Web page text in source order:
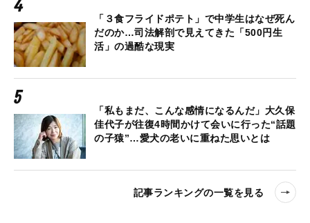
「３食フライドポテト」で中学生はなぜ死ん
だのか…司法解剖で見えてきた「500円生
活」の過酷な現実
「私もまだ、こんな感情になるんだ」大久保
佳代子が往復4時間かけて会いに行った“話題
の子猿”…愛犬の老いに重ねた思いとは
記事ランキングの一覧を見る